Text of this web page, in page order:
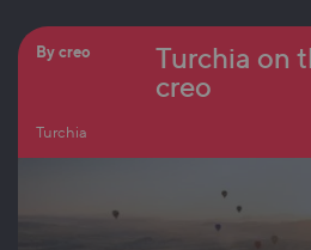
By creo
Turchia
Turchia on
creo